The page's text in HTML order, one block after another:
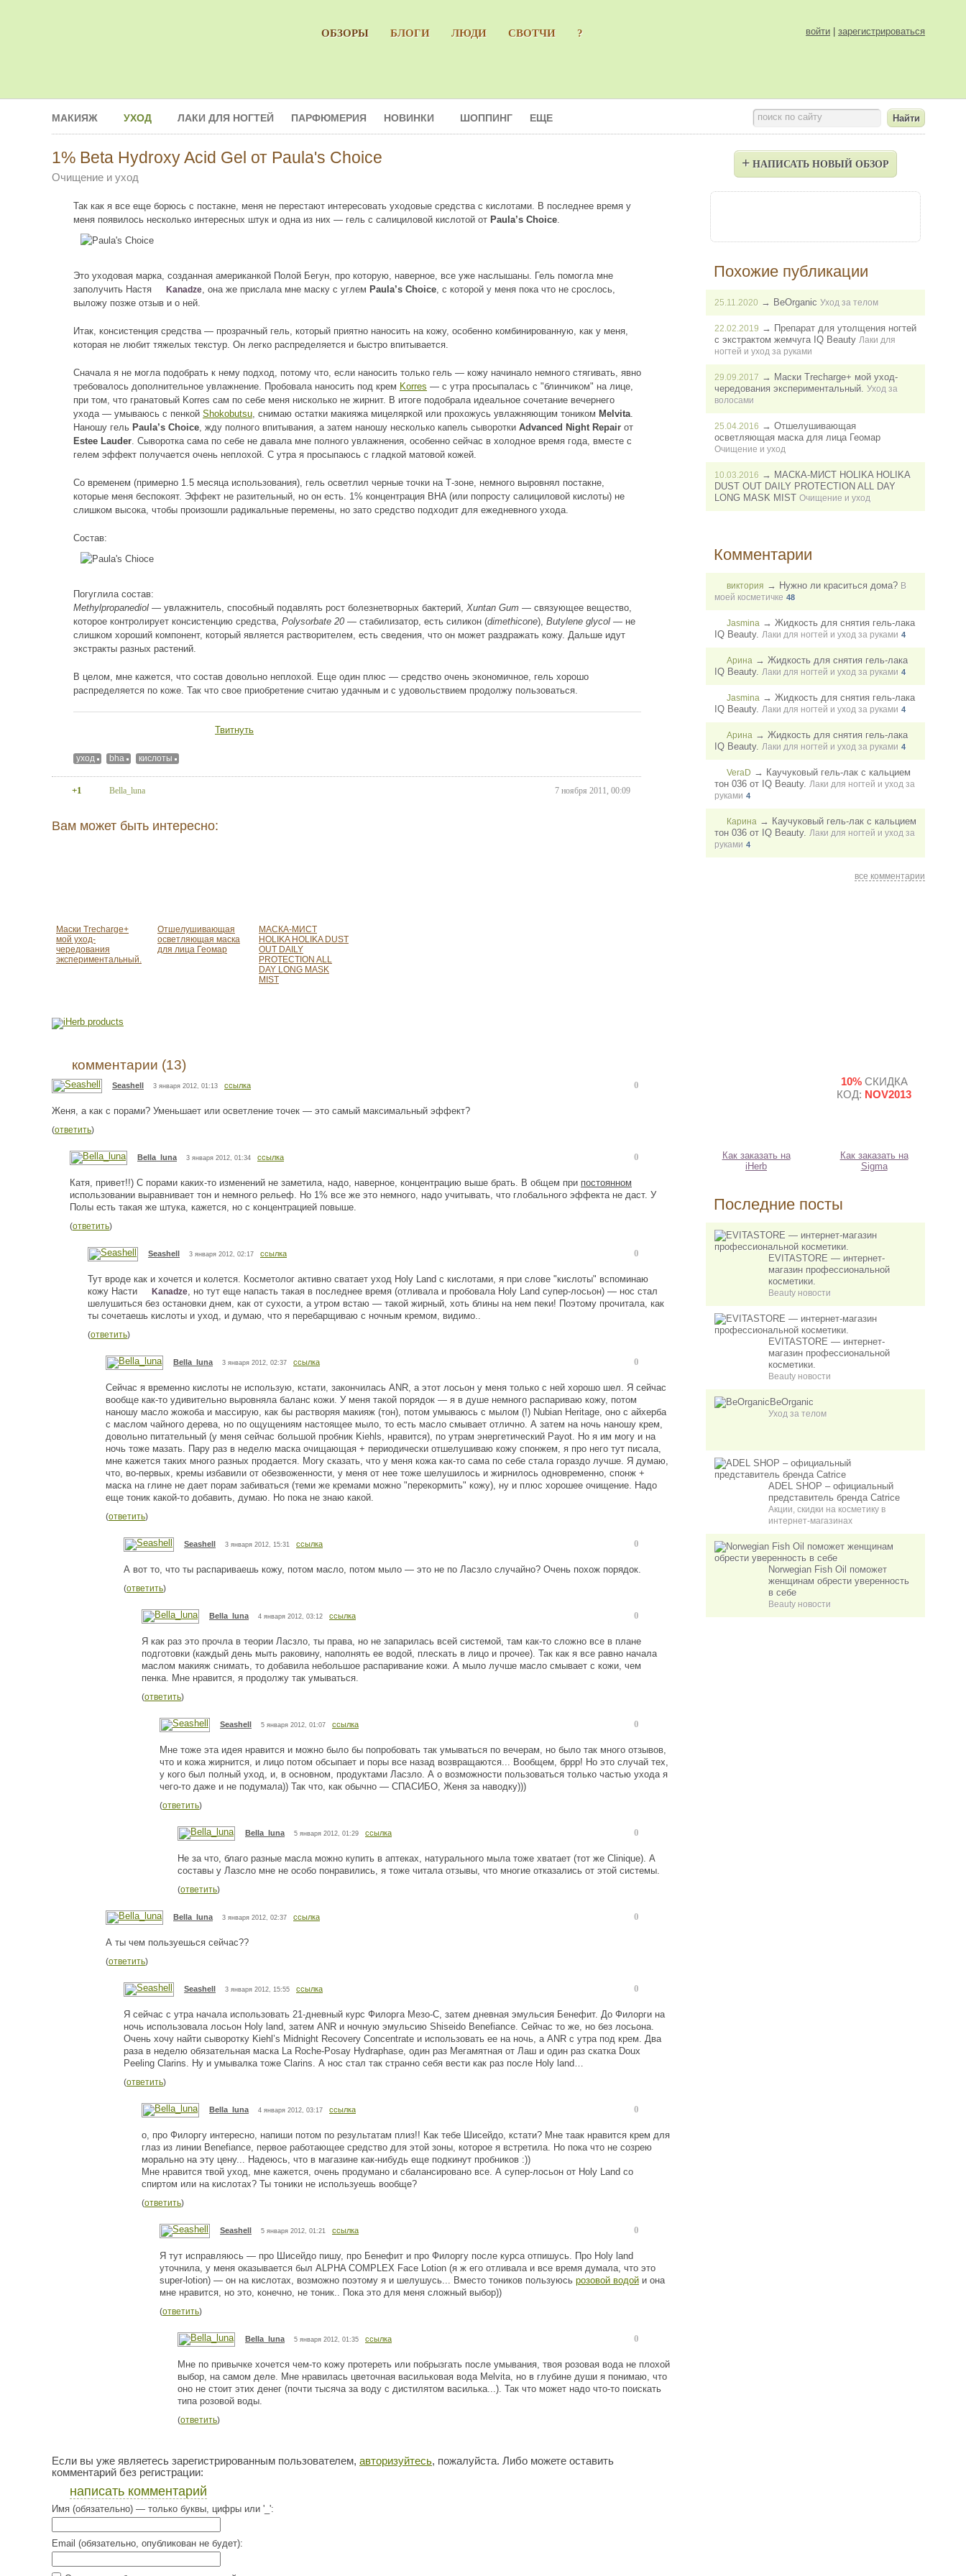
войти зарегистрироваться
ОБЗОРЫ БЛОГИ ЛЮДИ СВОТЧИ ?
поиск по сайту
МАКИЯЖ УХОД ЛАКИ ДЛЯ НОГТЕЙ ПАРФЮМЕРИЯ НОВИНКИ ШОППИНГ ЕЩЕ
1% Beta Hydroxy Acid Gel от Paula's Choice
Очищение и уход
Так как я все еще борюсь с постакне, меня не перестают интересовать уходовые средства с кислотами. В последнее время у
меня появилось несколько интересных штук и одна из них — гель с салициловой кислотой от Paula’s Choice.
Это уходовая марка, созданная американкой Полой Бегун, про которую, наверное, все уже наслышаны. Гель помогла мне
заполучить Настя
Kanadze, она же прислала мне маску с углем Paula’s Choice, с которой у меня пока что не срослось,
выложу позже отзыв и о ней.
Итак, консистенция средства — прозрачный гель, который приятно наносить на кожу, особенно комбинированную, как у меня,
которая не любит тяжелых текстур. Он легко распределяется и быстро впитывается.
Сначала я не могла подобрать к нему подход, потому что, если наносить только гель — кожу начинало немного стягивать, явно
требовалось дополнительное увлажнение. Пробовала наносить под крем Korres — с утра просыпалась с "блинчиком" на лице,
при том, что гранатовый Korres сам по себе меня нисколько не жирнит. В итоге подобрала идеальное сочетание вечернего
ухода — умываюсь с пенкой Shokobutsu, снимаю остатки макияжа мицеляркой или прохожусь увлажняющим тоником Melvita.
Наношу гель Paula’s Choice, жду полного впитывания, а затем наношу несколько капель сыворотки Advanced Night Repair от
Estee Lauder. Сыворотка сама по себе не давала мне полного увлажнения, особенно сейчас в холодное время года, вместе с
гелем эффект получается очень неплохой. С утра я просыпаюсь с гладкой матовой кожей.
Со временем (примерно 1.5 месяца использования), гель осветлил черные точки на Т-зоне, немного выровнял постакне,
которые меня беспокоят. Эффект не разительный, но он есть. 1% концентрация BHA (или попросту салициловой кислоты) не
слишком высока, чтобы произошли радикальные перемены, но зато средство подходит для ежедневного ухода.
Состав:
Погуглила состав:
Methylpropanediol — увлажнитель, способный подавлять рост болезнетворных бактерий, Xuntan Gum — связующее вещество,
которое контролирует консистенцию средства, Polysorbate 20 — стабилизатор, есть силикон (dimethicone), Butylene glycol — не
слишком хороший компонент, который является растворителем, есть сведения, что он может раздражать кожу. Дальше идут
экстракты разных растений.
В целом, мне кажется, что состав довольно неплохой. Еще один плюс — средство очень экономичное, гель хорошо
распределяется по коже. Так что свое приобретение считаю удачным и с удовольствием продолжу пользоваться.
Твитнуть
уход bha кислоты
7 ноября 2011, 00:09
+1 Bella_luna
Вам может быть интересно:
Маски Trecharge+
мой уход-
чередования
экспериментальный.
Отшелушивающая
осветляющая маска
для лица Геомар
МАСКА-МИСТ
HOLIKA HOLIKA DUST
OUT DAILY
PROTECTION ALL
DAY LONG MASK
MIST
комментарии (13)
0
Seashell 3 января 2012, 01:13 ссылка
Женя, а как с порами? Уменьшает или осветление точек — это самый максимальный эффект?
(ответить)
0
Bella_luna 3 января 2012, 01:34 ссылка
Катя, привет!!) С порами каких-то изменений не заметила, надо, наверное, концентрацию выше брать. В общем при постоянном
использовании выравнивает тон и немного рельеф. Но 1% все же это немного, надо учитывать, что глобального эффекта не даст. У
Полы есть такая же штука, кажется, но с концентрацией повыше.
(ответить)
0
Seashell 3 января 2012, 02:17 ссылка
Тут вроде как и хочется и колется. Косметолог активно сватает уход Holy Land с кислотами, я при слове "кислоты" вспоминаю
кожу Насти
Kanadze, но тут еще напасть такая в последнее время (отливала и пробовала Holy Land супер-лосьон) — нос стал
шелушиться без остановки днем, как от сухости, а утром встаю — такой жирный, хоть блины на нем пеки! Поэтому прочитала, как
ты сочетаешь кислоты и уход, и думаю, что я перебарщиваю с ночным кремом, видимо..
(ответить)
0
Bella_luna 3 января 2012, 02:37 ссылка
Сейчас я временно кислоты не использую, кстати, закончилась ANR, а этот лосьон у меня только с ней хорошо шел. Я сейчас
вообще как-то удивительно выровняла баланс кожи. У меня такой порядок — я в душе немного распариваю кожу, потом
наношу масло жожоба и массирую, как бы растворяя макияж (тон), потом умываюсь с мылом (!) Nubian Heritage, оно с айхерба
с маслом чайного дерева, но по ощущениям настоящее мыло, то есть масло смывает отлично. А затем на ночь наношу крем,
довольно питательный (у меня сейчас большой пробник Kiehls, нравится), по утрам энергетический Payot. Но я им могу и на
ночь тоже мазать. Пару раз в неделю маска очищающая + периодически отшелушиваю кожу спонжем, я про него тут писала,
мне кажется таких много разных продается. Могу сказать, что у меня кожа как-то сама по себе стала гораздо лучше. Я думаю,
что, во-первых, кремы избавили от обезвоженности, у меня от нее тоже шелушилось и жирнилось одновременно, спонж +
маска на глине не дает порам забиваться (теми же кремами можно "перекормить" кожу), ну и плюс хорошее очищение. Надо
еще тоник какой-то добавить, думаю. Но пока не знаю какой.
(ответить)
0
Seashell 3 января 2012, 15:31 ссылка
А вот то, что ты распариваешь кожу, потом масло, потом мыло — это не по Ласзло случайно? Очень похож порядок.
(ответить)
0
Bella_luna 4 января 2012, 03:12 ссылка
Я как раз это прочла в теории Ласзло, ты права, но не запарилась всей системой, там как-то сложно все в плане
подготовки (каждый день мыть раковину, наполнять ее водой, плескать в лицо и прочее). Так как я все равно начала
маслом макияж снимать, то добавила небольшое распаривание кожи. А мыло лучше масло смывает с кожи, чем
пенка. Мне нравится, я продолжу так умываться.
(ответить)
0
Seashell 5 января 2012, 01:07 ссылка
Мне тоже эта идея нравится и можно было бы попробовать так умываться по вечерам, но было так много отзывов,
что и кожа жирнится, и лицо потом обсыпает и поры все назад возвращаются... Вообщем, бррр! Но это случай тех,
у кого был полный уход, и, в основном, продуктами Ласзло. А о возможности пользоваться только частью ухода я
чего-то даже и не подумала)) Так что, как обычно — СПАСИБО, Женя за наводку)))
(ответить)
0
Bella_luna 5 января 2012, 01:29 ссылка
Не за что, благо разные масла можно купить в аптеках, натурального мыла тоже хватает (тот же Clinique). А
составы у Лазсло мне не особо понравились, я тоже читала отзывы, что многие отказались от этой системы.
(ответить)
0
Bella_luna 3 января 2012, 02:37 ссылка
А ты чем пользуешься сейчас??
(ответить)
0
Seashell 3 января 2012, 15:55 ссылка
Я сейчас с утра начала использовать 21-дневный курс Филорга Мезо-С, затем дневная эмульсия Бенефит. До Филорги на
ночь использовала лосьон Holy land, затем ANR и ночную эмульсию Shiseido Benefiance. Сейчас то же, но без лосьона.
Очень хочу найти сыворотку Kiehl’s Midnight Recovery Concentrate и использовать ее на ночь, а ANR с утра под крем. Два
раза в неделю обязательная маска La Roche-Posay Hydraphase, один раз Мегамятная от Лаш и один раз скатка Doux
Peeling Clarins. Ну и умывалка тоже Clarins. А нос стал так странно себя вести как раз после Holy land…
(ответить)
0
Bella_luna 4 января 2012, 03:17 ссылка
о, про Филоргу интересно, напиши потом по результатам плиз!! Как тебе Шисейдо, кстати? Мне таак нравится крем для
глаз из линии Benefiance, первое работающее средство для этой зоны, которое я встретила. Но пока что не созрею
морально на эту цену... Надеюсь, что в магазине как-нибудь еще подкинут пробников :))
Мне нравится твой уход, мне кажется, очень продумано и сбалансировано все. А супер-лосьон от Holy Land со
спиртом или на кислотах? Ты тоники не используешь вообще?
(ответить)
0
Seashell 5 января 2012, 01:21 ссылка
Я тут исправляюсь — про Шисейдо пишу, про Бенефит и про Филоргу после курса отпишусь. Про Holy land
уточнила, у меня оказывается был ALPHA COMPLEX Face Lotion (я ж его отливала и все время думала, что это
super-lotion) — он на кислотах, возможно поэтому я и шелушусь... Вместо тоников пользуюсь розовой водой и она
мне нравится, но это, конечно, не тоник.. Пока это для меня сложный выбор))
(ответить)
0
Bella_luna 5 января 2012, 01:35 ссылка
Мне по привычке хочется чем-то кожу протереть или побрызгать после умывания, твоя розовая вода не плохой
выбор, на самом деле. Мне нравилась цветочная васильковая вода Melvita, но в глубине души я понимаю, что
оно не стоит этих денег (почти тысяча за воду с дистилятом василька...). Так что может надо что-то поискать
типа розовой воды.
(ответить)
Если вы уже являетесь зарегистрированным пользователем, авторизуйтесь, пожалуйста. Либо можете оставить
комментарий без регистрации:
написать комментарий
Имя (обязательно) — только буквы, цифры или '_':
Email (обязательно, опубликован не будет):
+ НАПИСАТЬ НОВЫЙ ОБЗОР
Похожие публикации
25.11.2020 → BeOrganic Уход за телом
22.02.2019 → Препарат для утолщения ногтей
с экстрактом жемчуга IQ Beauty Лаки для
ногтей и уход за руками
29.09.2017 → Маски Trecharge+ мой уход-
чередования экспериментальный. Уход за
волосами
25.04.2016 → Отшелушивающая
осветляющая маска для лица Геомар
Очищение и уход
10.03.2016 → МАСКА-МИСТ HOLIKA HOLIKA
DUST OUT DAILY PROTECTION ALL DAY
LONG MASK MIST Очищение и уход
Комментарии
виктория → Нужно ли краситься дома? В
моей косметичке 48
Jasmina → Жидкость для снятия гель-лака
IQ Beauty. Лаки для ногтей и уход за руками 4
Арина → Жидкость для снятия гель-лака
IQ Beauty. Лаки для ногтей и уход за руками 4
Jasmina → Жидкость для снятия гель-лака
IQ Beauty. Лаки для ногтей и уход за руками 4
Арина → Жидкость для снятия гель-лака
IQ Beauty. Лаки для ногтей и уход за руками 4
VeraD → Каучуковый гель-лак с кальцием
тон 036 от IQ Beauty. Лаки для ногтей и уход за
руками 4
Карина → Каучуковый гель-лак с кальцием
тон 036 от IQ Beauty. Лаки для ногтей и уход за
руками 4
все комментарии
Как заказать на
iHerb
10%СКИДКА
КОД: NOV2013
Как заказать на
Sigma
Последние посты
EVITASTORE — интернет-
магазин профессиональной
косметики.
Beauty новости
EVITASTORE — интернет-
магазин профессиональной
косметики.
Beauty новости
BeOrganic
Уход за телом
ADEL SHOP – официальный
представитель бренда Catrice
Акции, скидки на косметику в
интернет-магазинах
Norwegian Fish Oil поможет
женщинам обрести уверенность
в себе
Beauty новости